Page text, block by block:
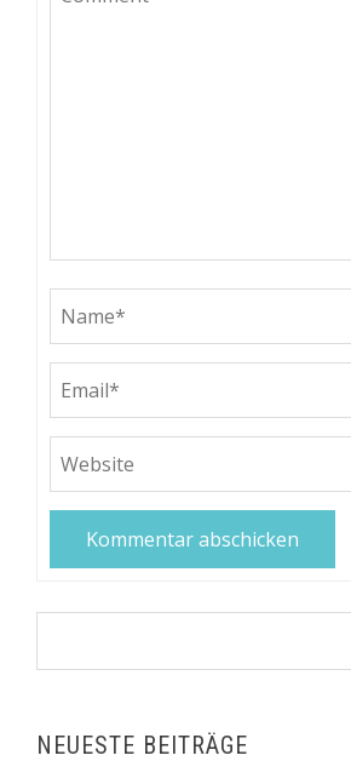
NEUESTE BEITRÄGE